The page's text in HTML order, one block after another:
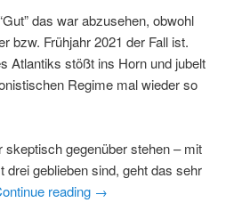
das war abzusehen, obwohl
bzw. Frühjahr 2021 der Fall ist.
Atlantiks stößt ins Horn und jubelt
Regime mal wieder so
gegenüber stehen – mit
geblieben sind, geht das sehr
reading →